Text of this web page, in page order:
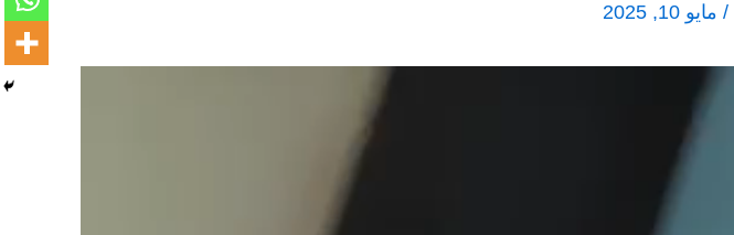
/ مايو 10, 2025